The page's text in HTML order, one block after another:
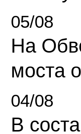
05/08
На
моста
04/08
В